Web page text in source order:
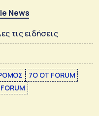
News
τις ειδήσεις
7Ο OT FORUM